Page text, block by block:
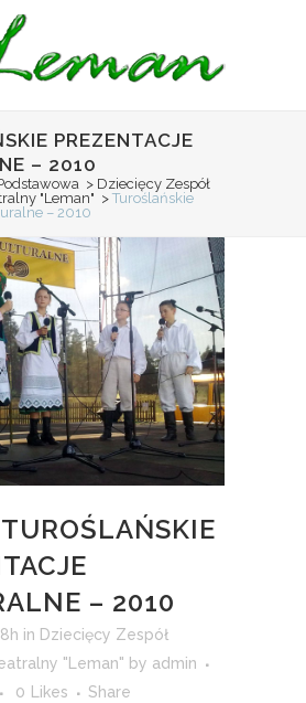
PREZENTACJE
– 2010
> Dziecięcy Zespół
"Leman" > Turoślańskie
– 2010
TUROŚLAŃSKIE
– 2010
in Dziecięcy Zespół
"Leman" by admin
0 Likes Share